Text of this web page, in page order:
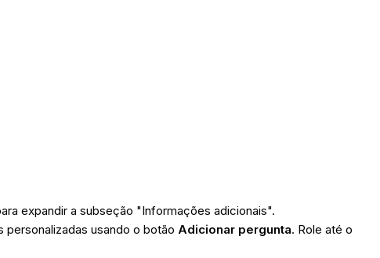
expandir a subseção "Informações adicionais".
usando o botão Adicionar pergunta. Role até o